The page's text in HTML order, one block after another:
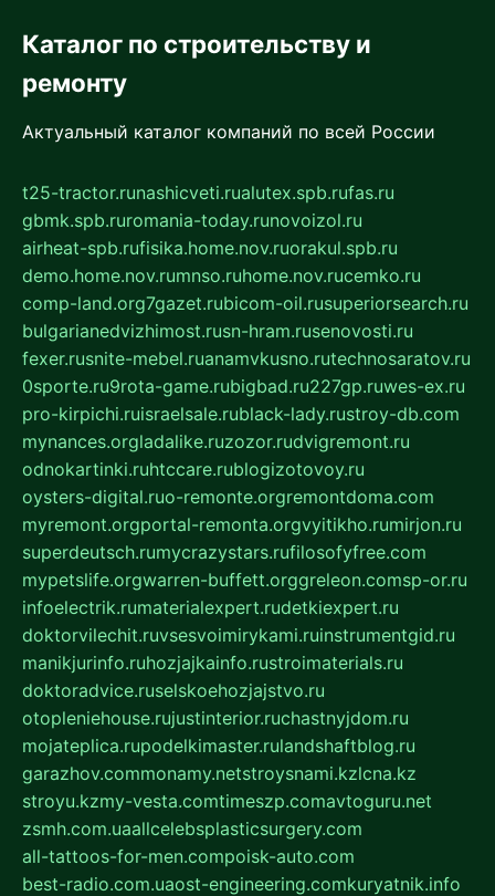
Каталог по строительству и
ремонту
Актуальный каталог компаний по всей России
t25-tractor.runashicveti.rualutex.spb.rufas.ru
gbmk.spb.ruromania-today.runovoizol.ru
airheat-spb.rufisika.home.nov.ruorakul.spb.ru
demo.home.nov.rumnso.ruhome.nov.rucemko.ru
comp-land.org7gazet.rubicom-oil.rusuperiorsearch.ru
bulgarianedvizhimost.rusn-hram.rusenovosti.ru
fexer.rusnite-mebel.ruanamvkusno.rutechnosaratov.ru
0sporte.ru9rota-game.rubigbad.ru227gp.ruwes-ex.ru
pro-kirpichi.ruisraelsale.rublack-lady.rustroy-db.com
mynances.orgladalike.ruzozor.rudvigremont.ru
odnokartinki.ruhtccare.rublogizotovoy.ru
oysters-digital.ruo-remonte.orgremontdoma.com
myremont.orgportal-remonta.orgvyitikho.rumirjon.ru
superdeutsch.rumycrazystars.rufilosofyfree.com
mypetslife.orgwarren-buffett.orggreleon.comsp-or.ru
infoelectrik.rumaterialexpert.rudetkiexpert.ru
doktorvilechit.ruvsesvoimirykami.ruinstrumentgid.ru
manikjurinfo.ruhozjajkainfo.rustroimaterials.ru
doktoradvice.ruselskoehozjajstvo.ru
otopleniehouse.rujustinterior.ruchastnyjdom.ru
mojateplica.rupodelkimaster.rulandshaftblog.ru
garazhov.commonamy.netstroysnami.kzlcna.kz
stroyu.kzmy-vesta.comtimeszp.comavtoguru.net
zsmh.com.uaallcelebsplasticsurgery.com
all-tattoos-for-men.compoisk-auto.com
best-radio.com.uaost-engineering.comkuryatnik.info